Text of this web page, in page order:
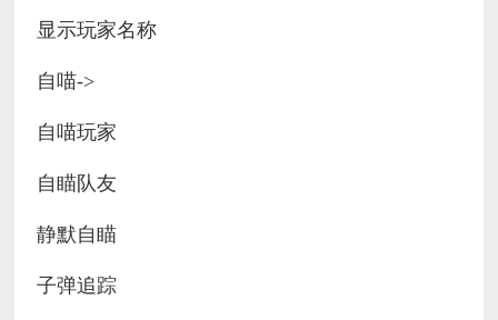
显示玩家名称
自喵->
自喵玩家
自瞄队友
静默自瞄
子弹追踪